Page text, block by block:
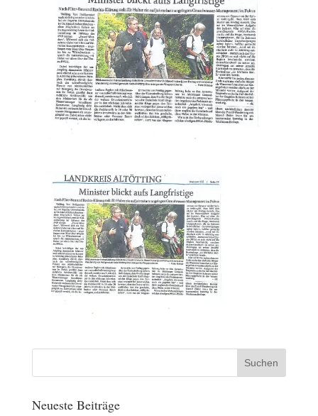
Neueste Beiträge